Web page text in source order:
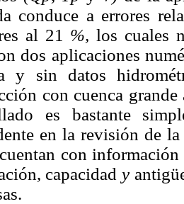
conduce a errores
al 21 %,los cuales
dos aplicaciones
y sin datos
con cuenca
es bastante
en la revisión de
con
capacidad y